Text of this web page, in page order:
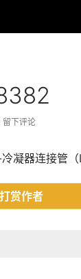
留下评论
凝器连接管（
打赏作者